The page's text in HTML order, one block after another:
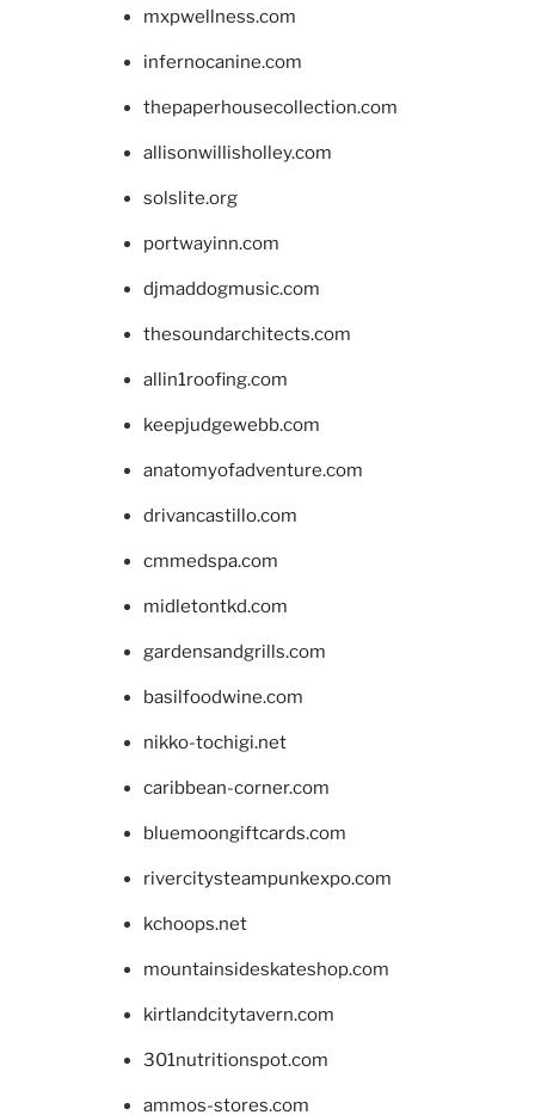
mxpwellness.com
infernocanine.com
thepaperhousecollection.com
allisonwillisholley.com
solslite.org
portwayinn.com
djmaddogmusic.com
thesoundarchitects.com
allin1roofing.com
keepjudgewebb.com
anatomyofadventure.com
drivancastillo.com
cmmedspa.com
midletontkd.com
gardensandgrills.com
basilfoodwine.com
nikko-tochigi.net
caribbean-corner.com
bluemoongiftcards.com
rivercitysteampunkexpo.com
kchoops.net
mountainsideskateshop.com
kirtlandcitytavern.com
301nutritionspot.com
ammos-stores.com